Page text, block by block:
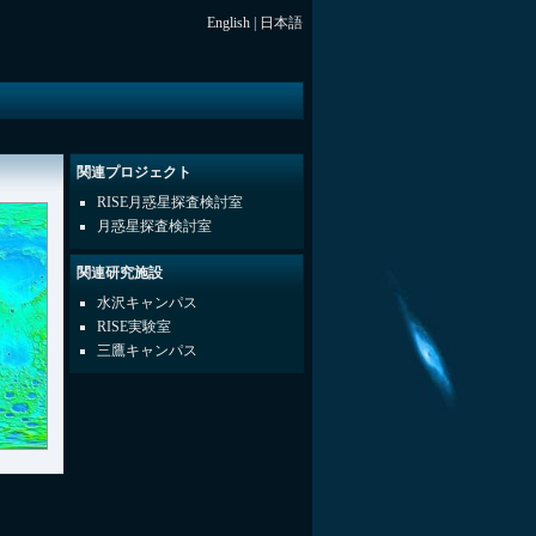
English 日本語
関連プロジェクト
RISE月惑星探査検討室
月惑星探査検討室
関連研究施設
水沢キャンパス
RISE実験室
三鷹キャンパス